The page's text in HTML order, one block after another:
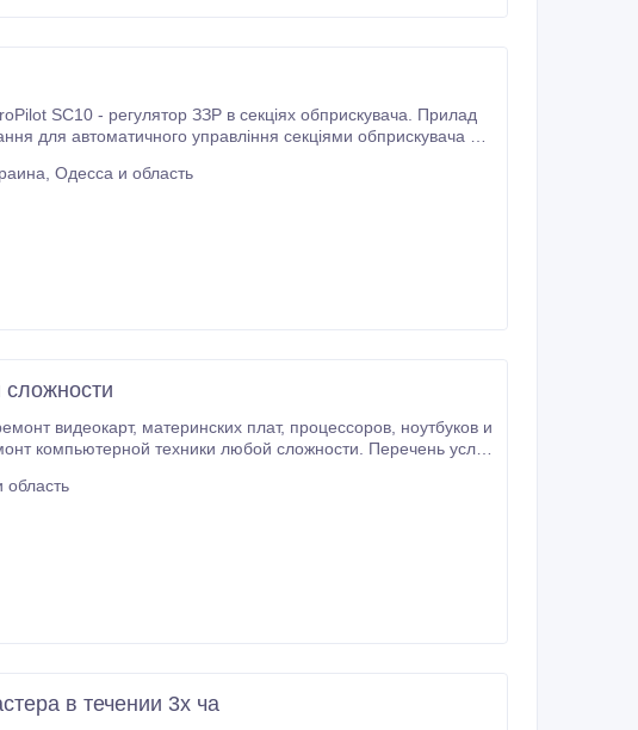
SC10 - регулятор ЗЗР в секціях обприскувача. Прилад
для автомaтичного управління секціями обприскувача та
Одесса и область
ноутбуков и
техники любой сложности. Перечень услуг,
область
в течении 3х ча